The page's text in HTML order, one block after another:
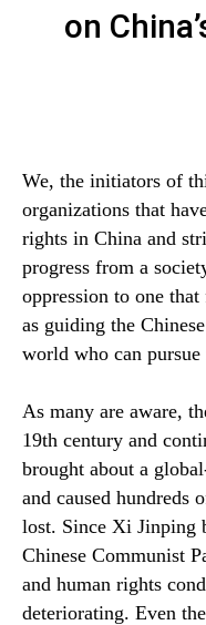
on
We, the initiators of
organizations that
rights in China and
progress from a
oppression to one
as guiding the
world who can
As many are aware,
19th century and
brought about a
and caused
lost. Since Xi Jinping
Chinese Communist
and human rights
deteriorating. Even